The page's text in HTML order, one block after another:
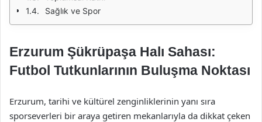
Sağlık ve Spor
Erzurum Şükrüpaşa Halı Sahası:
Futbol Tutkunlarının Buluşma Noktası
Erzurum, tarihi ve kültürel zenginliklerinin yanı sıra
sporseverleri bir araya getiren mekanlarıyla da dikkat çeken